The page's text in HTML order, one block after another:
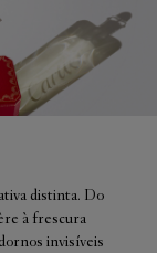
distinta. Do
à frescura
invisíveis